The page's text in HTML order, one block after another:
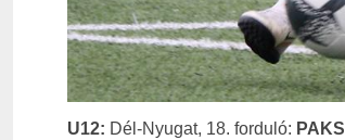
U12: Dél-Nyugat, 18. forduló: